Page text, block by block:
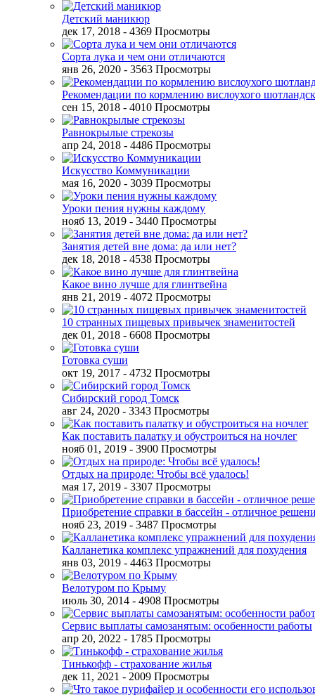
Детский маникюр
дек 17, 2018 - 4369 Просмотры
Сорта лука и чем они отличаются
янв 26, 2020 - 3563 Просмотры
Рекомендации по кормлению вислоухого
сен 15, 2018 - 4010 Просмотры
Равнокрылые стрекозы
апр 24, 2018 - 4486 Просмотры
Искусство Коммуникации
мая 16, 2020 - 3039 Просмотры
Уроки пения нужны каждому
нояб 13, 2019 - 3440 Просмотры
Занятия детей вне дома: да или нет?
дек 18, 2018 - 4538 Просмотры
Какое вино лучше для глинтвейна
янв 21, 2019 - 4072 Просмотры
10 странных пищевых привычек знаменитостей
дек 01, 2018 - 6608 Просмотры
Готовка суши
окт 19, 2017 - 4732 Просмотры
Сибирский город Томск
авг 24, 2020 - 3343 Просмотры
Как поставить палатку и обустроиться на ночлег
нояб 01, 2019 - 3900 Просмотры
Отдых на природе: Чтобы всё удалось!
мая 17, 2019 - 3307 Просмотры
Приобретение справки в бассейн - отличное
нояб 23, 2019 - 3487 Просмотры
Калланетика комплекс упражнений для похудения
янв 03, 2019 - 4463 Просмотры
Велотуром по Крыму
июль 30, 2014 - 4908 Просмотры
Сервис выплаты самозанятым: особенности работы
апр 20, 2022 - 1785 Просмотры
Тинькофф - страхование жилья
дек 11, 2021 - 2009 Просмотры